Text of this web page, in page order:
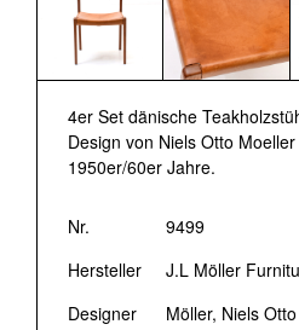
4er Set dänische
Design von Niels Otto
1950er/60er Jahre.
Nr.
9499
Hersteller
J.L Möller
Designer
Möller, Niels Otto